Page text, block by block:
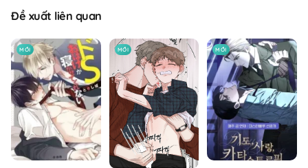
Đề xuất liên quan
MỚI MỚI MỚI